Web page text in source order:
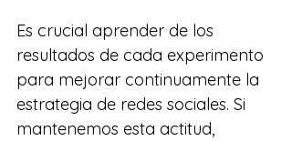
Es crucial aprender de los
resultados de cada experimento
para mejorar continuamente la
estrategia de redes sociales. Si
mantenemos esta actitud,